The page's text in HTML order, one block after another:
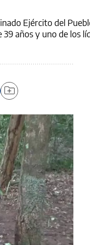
Ejército del
años y uno de los